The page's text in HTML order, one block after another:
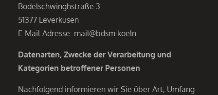
Bodelschwinghstraße 3
51377 Leverkusen
E-Mail-Adresse: mail@bdsm.koeln
Datenarten, Zwecke der Verarbeitung und
Kategorien betroffener Personen
Nachfolgend informieren wir Sie über Art, Umfang